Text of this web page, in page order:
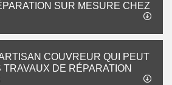
SUR MESURE CHEZ
COUVREUR QUI PEUT
DE RÉPARATION